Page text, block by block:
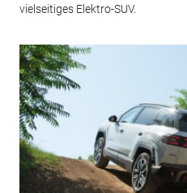
vielseitiges Elektro-SUV.